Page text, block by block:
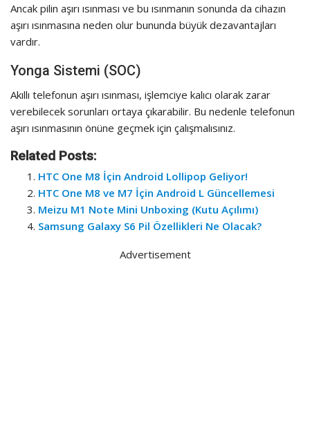
Ancak pilin aşırı ısınması ve bu ısınmanın sonunda da cihazın
aşırı ısınmasına neden olur bununda büyük dezavantajları
vardır.
Yonga Sistemi (SOC)
Akıllı telefonun aşırı ısınması, işlemciye kalıcı olarak zarar
verebilecek sorunları ortaya çıkarabilir. Bu nedenle telefonun
aşırı ısınmasının önüne geçmek için çalışmalısınız.
Related Posts:
HTC One M8 İçin Android Lollipop Geliyor!
HTC One M8 ve M7 İçin Android L Güncellemesi
Meizu M1 Note Mini Unboxing (Kutu Açılımı)
Samsung Galaxy S6 Pil Özellikleri Ne Olacak?
Advertisement